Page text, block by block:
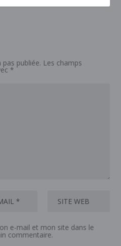
publiée. Les champs
*
e-mail et mon site dans le
commentaire.